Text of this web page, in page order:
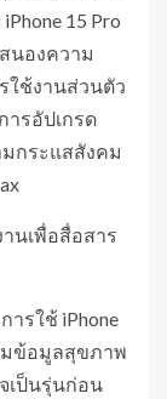
15 Pro
นองความ
ใช้งานส่วนตัว
ารอัปเกรด
กระแสสังคม
านเพื่อสื่อสาร
รใช้ iPhone
ข้อมูลสุขภาพ
จเป็นรุ่นก่อน